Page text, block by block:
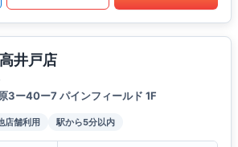
井戸店
3ー40ー7 パインフィールド 1F
店舗利用 駅から5分以内